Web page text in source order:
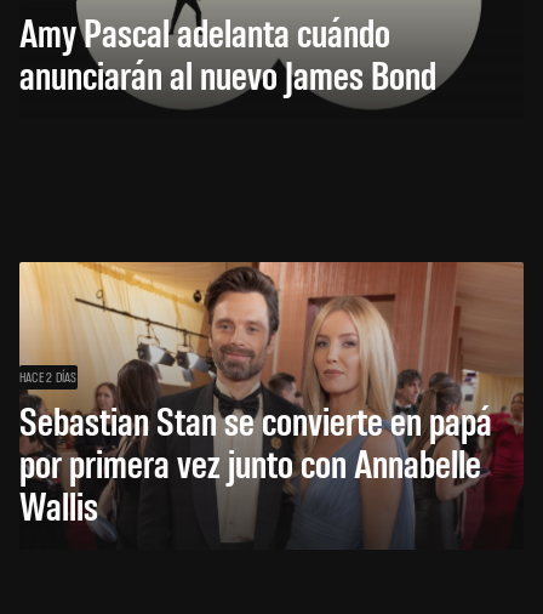
Amy Pascal adelanta cuándo
anunciarán al nuevo James Bond
HACE 2 DÍAS
Sebastian Stan se convierte en papá
por primera vez junto con Annabelle
Wallis